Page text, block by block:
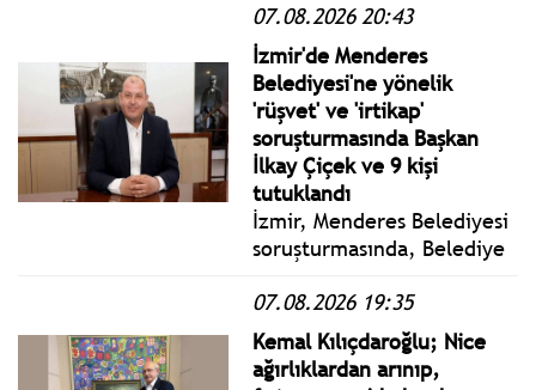
insanların yarının bugünden
daha iyi olacağına inandığı,
bugün ise birçok hanede
geçim kaygısının hakim
olduğu belirtildi.
07.08.2026 20:43
İzmir'de Menderes
Belediyesi'ne yönelik
'rüşvet' ve 'irtikap'
soruşturmasında Başkan
İlkay Çiçek ve 9 kişi
tutuklandı
İzmir, Menderes Belediyesi
soruşturmasında, Belediye
tutuklandı.
07.08.2026 19:35
Kemal Kılıçdaroğlu; Nice
ağırlıklardan arınıp,